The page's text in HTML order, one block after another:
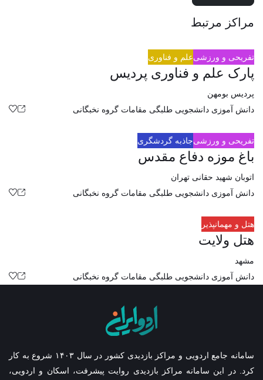
مراکز مرتبط
تفریحی و ورزشیعلم و فناوری
پارک علم و فناوری پردیس
پردیس بومهن
دانش آموزی دانشجویی طلبگی مقامات گروه نخبگانی
تفریحی و ورزشیجاذبه گردشگری
باغ موزه دفاع مقدس
اتوبان شهید حقانی تهران
دانش آموزی دانشجویی طلبگی مقامات گروه نخبگانی
هتل و مهمانپذیر
هتل ولایت
مشهد
دانش آموزی دانشجویی طلبگی مقامات گروه نخبگانی
سامانه جامع اردویی و مراکز بازدیدی کشور در سال ۱۴۰۳ شروع به کار
کرد. در این سامانه مراکز بازدیدی روایت پیشرفت، اسکان و اردویی،